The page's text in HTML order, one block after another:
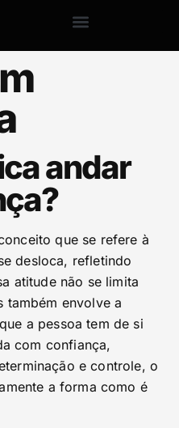
andar
que se refere à
desloca, refletindo
atitude não se limita
também envolve a
a pessoa tem de si
com confiança,
e controle, o
a forma como é